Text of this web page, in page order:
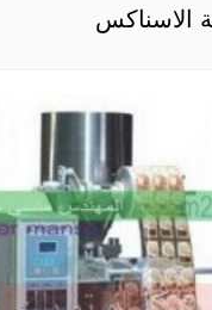
الاسناكس